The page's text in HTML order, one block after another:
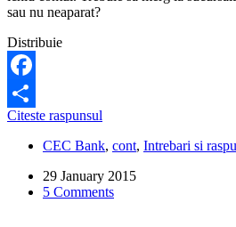
sau nu neaparat?
Distribuie
Facebook
Share
Citeste raspunsul
sa
un
cont
CEC Bank, cont, Intrebari si
29 January 2015
5 Comments